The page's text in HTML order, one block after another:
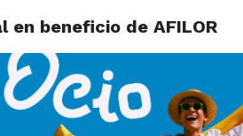
en beneficio de AFILOR